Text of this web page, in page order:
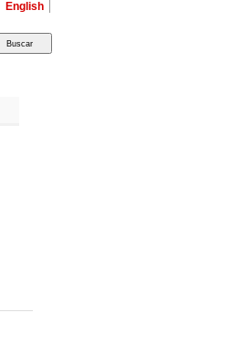
English